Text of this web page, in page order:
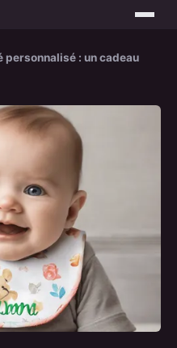
personnalisé : un cadeau